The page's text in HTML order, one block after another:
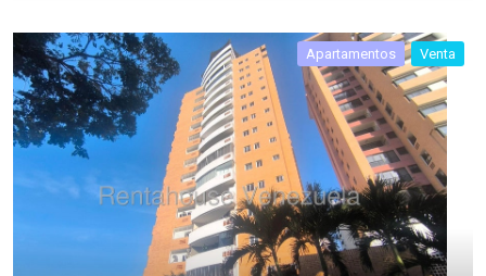
Apartamentos Venta